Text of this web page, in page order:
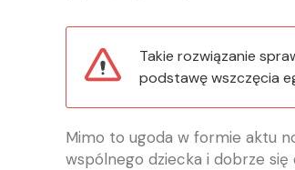
Takie rozwiązanie
podstawę wszczęcia
Mimo to ugoda w formie aktu
wspólnego dziecka i dobrze się